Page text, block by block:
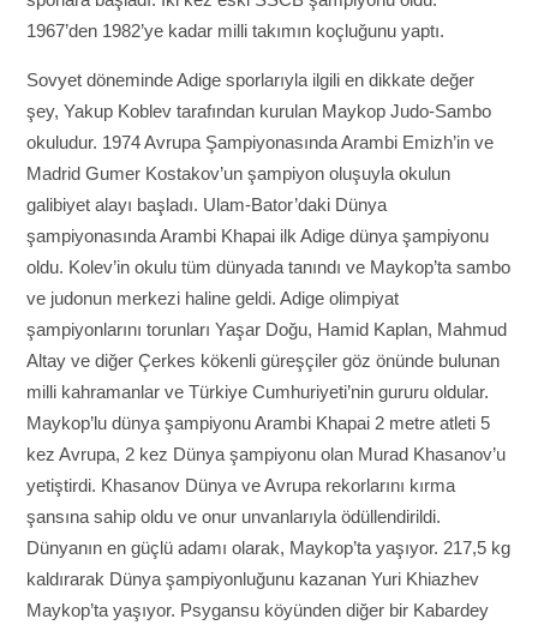
1967’den 1982’ye kadar milli takımın koçluğunu yaptı.
Sovyet döneminde Adige sporlarıyla ilgili en dikkate değer
şey, Yakup Koblev tarafından kurulan Maykop Judo-Sambo
okuludur. 1974 Avrupa Şampiyonasında Arambi Emizh’in ve
Madrid Gumer Kostakov’un şampiyon oluşuyla okulun
galibiyet alayı başladı. Ulam-Bator’daki Dünya
şampiyonasında Arambi Khapai ilk Adige dünya şampiyonu
oldu. Kolev’in okulu tüm dünyada tanındı ve Maykop’ta sambo
ve judonun merkezi haline geldi. Adige olimpiyat
şampiyonlarını torunları Yaşar Doğu, Hamid Kaplan, Mahmud
Altay ve diğer Çerkes kökenli güreşçiler göz önünde bulunan
milli kahramanlar ve Türkiye Cumhuriyeti’nin gururu oldular.
Maykop’lu dünya şampiyonu Arambi Khapai 2 metre atleti 5
kez Avrupa, 2 kez Dünya şampiyonu olan Murad Khasanov’u
yetiştirdi. Khasanov Dünya ve Avrupa rekorlarını kırma
şansına sahip oldu ve onur unvanlarıyla ödüllendirildi.
Dünyanın en güçlü adamı olarak, Maykop’ta yaşıyor. 217,5 kg
kaldırarak Dünya şampiyonluğunu kazanan Yuri Khiazhev
Maykop’ta yaşıyor. Psygansu köyünden diğer bir Kabardey